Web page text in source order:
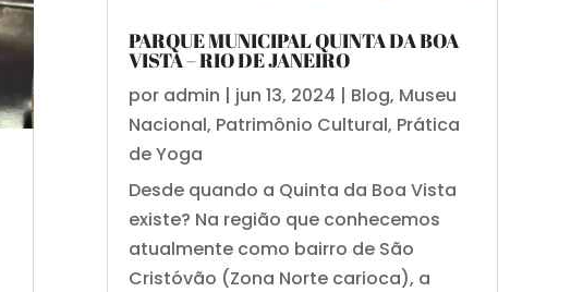
PARQUE MUNICIPAL QUINTA DA BOA
VISTA – RIO DE JANEIRO
por admin | jun 13, 2024 | Blog, Museu
Nacional, Patrimônio Cultural, Prática
de Yoga
Desde quando a Quinta da Boa Vista
existe? Na região que conhecemos
atualmente como bairro de São
Cristóvão (Zona Norte carioca), a